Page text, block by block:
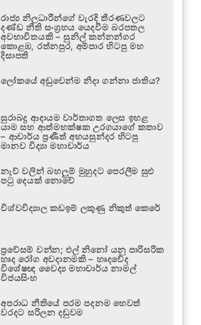
රාජ්‍ය නිලධාරීන්ගේ වැරදි තීරණවලට
දණ්ඩ නීති සංග්‍රහය යෙදවීම බරපතල
අවභාවිතයකි – සුනිල් කන්නන්ගර
කොළඹ, රත්නපුර, අම්පාර හිටපු මහ
දිසාපති
ලෝකයේ අඩුවෙන්ම නිදා ගන්නා ජාතිය?
සුරාබදු ආදායම වාර්තාගත ලෙස ඉහළ
යාම සහ ආත්මභක්ෂක උරගයාගේ කතාව
– ආචාර්ය ප්‍රණීත් අභයසුන්දර හිටපු
මානව විද්‍යා මහාචාර්ය
නැව් වලින් බහලුම් මුහුදට පෙරලීම සුළු
පටු දෙයක් නොවේ
විශ්වවිද්‍යාල කඩඉම් ලකුණු නිකුත් කෙරේ
ප්‍රවේසම් වන්න; එල් නිනෝ යනු පාරිසරික
හෘද රෝග අවදානමකි – හෘදවේද
විශේෂඥ වෛද්‍ය මහාචාර්ය නාමල්
විජයසිංහ
අපරාධ නීතියේ පරම පදනම හෙවත්
වරදට සරිලන දඬුවම